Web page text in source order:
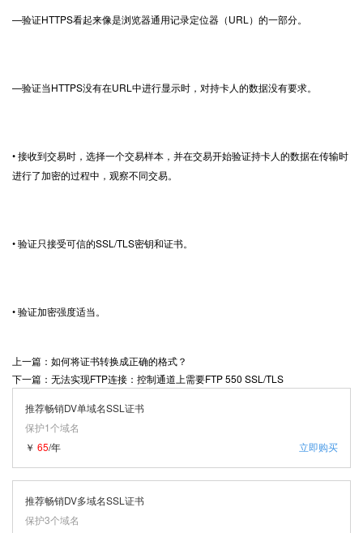
—验证HTTPS看起来像是浏览器通用记录定位器（URL）的一部分。
—验证当HTTPS没有在URL中进行显示时，对持卡人的数据没有要求。
• 接收到交易时，选择一个交易样本，并在交易开始验证持卡人的数据在传输时
进行了加密的过程中，观察不同交易。
• 验证只接受可信的SSL/TLS密钥和证书。
• 验证加密强度适当。
上一篇：如何将证书转换成正确的格式？
下一篇：无法实现FTP连接：控制通道上需要FTP 550 SSL/TLS
推荐畅销DV单域名SSL证书
保护1个域名
立即购买
￥ 65/年
推荐畅销DV多域名SSL证书
保护3个域名